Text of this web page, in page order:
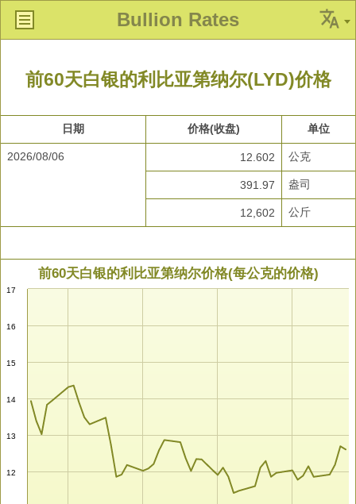
Bullion Rates
前60天白银的利比亚第纳尔(LYD)价格
日期 价格(收盘) 单位
2026/08/06 12.602 公克
391.97 盎司
12,602 公斤
前60天白银的利比亚第纳尔价格(每公克的价格)
12
13
14
15
16
17